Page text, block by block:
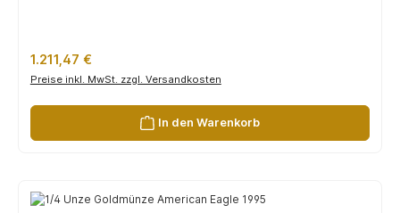
Regulärer Preis:
1.211,47 €
Preise inkl. MwSt. zzgl. Versandkosten
In den Warenkorb